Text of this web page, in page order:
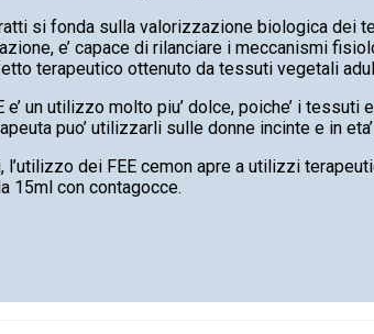
si fonda sulla valorizzazione biologica dei
e’ capace di rilanciare i meccanismi
terapeutico ottenuto da tessuti vegetali
e’ un utilizzo molto piu’ dolce, poiche’ i
puo’ utilizzarli sulle donne incinte e in
l’utilizzo dei FEE cemon apre a utilizzi
15ml con contagocce.